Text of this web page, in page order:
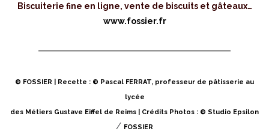
Biscuiterie fine en ligne, vente de biscuits et gâteaux…
www.fossier.fr
© FOSSIER | Recette : © Pascal FERRAT, professeur de pâtisserie au
lycée
des Métiers Gustave Eiffel de Reims | Crédits Photos : © Studio Epsilon
/ FOSSIER